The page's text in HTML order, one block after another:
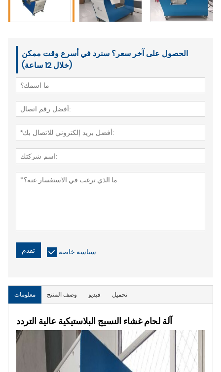
الحصول على آخر سعر؟ سنرد في أسرع وقت ممكن
(خلال 12 ساعة)
تقدم سياسة خاصة
معلومات وصف المنتج فيديو تحميل
آلة لحام غشاء النسيج البلاستيكية عالية التردد